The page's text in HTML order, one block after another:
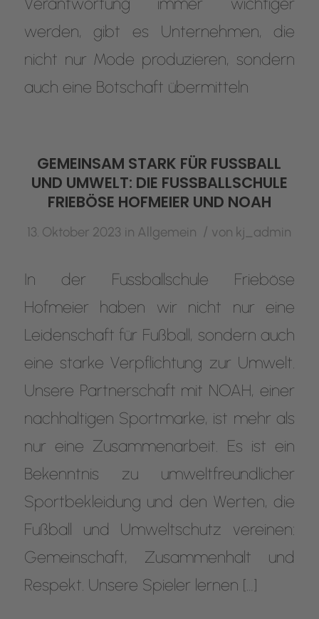
werden, gibt es Unternehmen, die
nicht nur Mode produzieren, sondern
auch eine Botschaft übermitteln
GEMEINSAM STARK FÜR FUSSBALL U
ND UMWELT: DIE FUSSBALLSCHULE F
RIEBÖSE HOFMEIER UND NOAH
13. Oktober 2023 in Allgemein / von kj_admin
In der Fussballschule Frieböse
Hofmeier haben wir nicht nur eine
Leidenschaft für Fußball, sondern auch
eine starke Verpflichtung zur Umwelt.
Unsere Partnerschaft mit NOAH, einer
nachhaltigen Sportmarke, ist mehr als
nur eine Zusammenarbeit. Es ist ein
Bekenntnis zu umweltfreundlicher
Sportbekleidung und den Werten, die
Fußball und Umweltschutz vereinen:
Gemeinschaft, Zusammenhalt und
Respekt. Unsere Spieler lernen […]